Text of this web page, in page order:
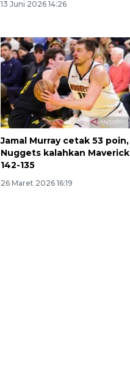
13 Juni 2026 14:26
Jamal Murray cetak 53 poin,
Nuggets kalahkan
142-135
26 Maret 2026 16:19